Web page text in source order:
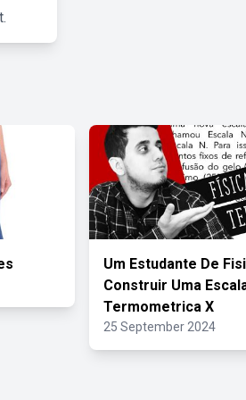
Um Estudante De
Construir Uma
Termometrica X
25 September 2024